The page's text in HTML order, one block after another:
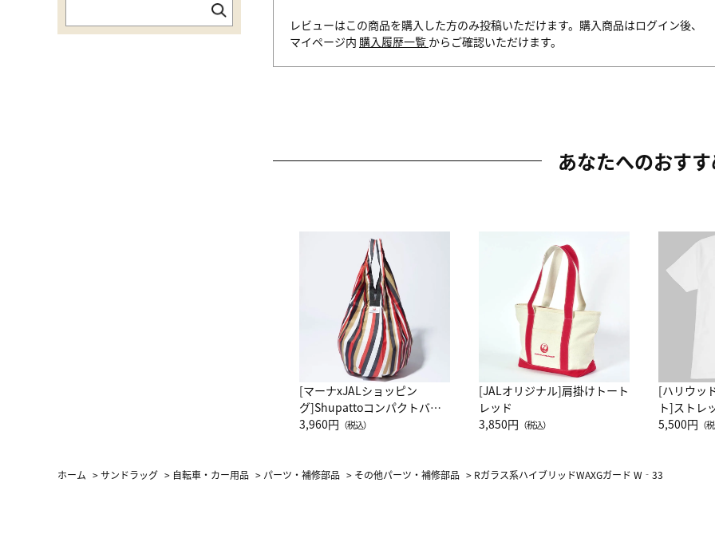
レビューはこの商品を購入した方のみ投稿いただけます。購入商品はログイン後、
マイページ内 購入履歴一覧 からご確認いただけます。
あなたへのおす
[マーナxJALショッピン
グ]Shupattoコンパクトバッ
グ Drop JAL客室乗務員
3,960円 （税込）
[JALオリジナル]肩掛けトート
レッド
3,850円 （税込）
[ハリウッ
ト]ストレ
ーネック
5,500円 （
ホーム >サンドラッグ > 自転車・カー用品 > パーツ・補修部品 > その他パーツ・補修部品 > Rガラス系ハイブリッドWAXGガード W‐33